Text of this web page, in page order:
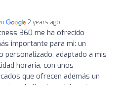
2 years ago
360 me ha ofrecido
importante para mi: un
personalizado, adaptado a mis
horaria, con unos
que ofrecen además un